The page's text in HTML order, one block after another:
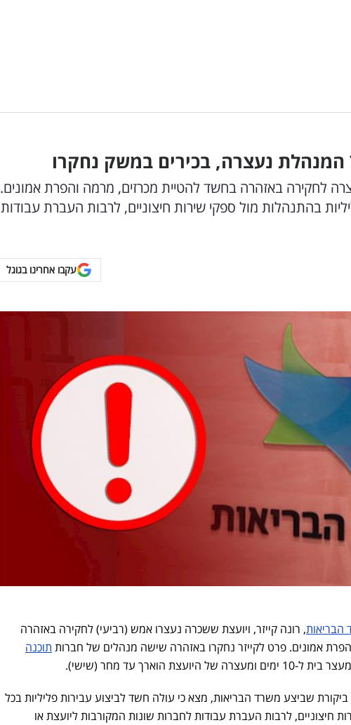
נעצרה, בכירים במשק נחקרו
לחקירה באזהרה בחשד להטיית מכרזים, מרמה והפרת אמונים.
בהתנהלות מול ספקי שירות חיצוניים, לרבות העברת עבודות
עקבו אחרינו בגוגל
הבריאות, רונה קייזר, ויועצת ששכרה נעצרו אמש (רביעי) לחקירה באזהרה
אמונים. פרט לקייזר נחקרו באזהרה שישה מנהלים של חברות תוכנה
הוארך עד מחר (שישי).
שביצע משרד הבריאות, מצא כי עולה חשד לביצוע עבירות פליליות בכל
חיצוניים, לרבות העברת עבודות לחברות שונות המקורבות ליועצת או